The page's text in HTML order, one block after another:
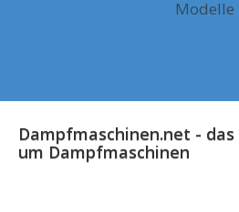
Modelle
Dampfmaschinen.net -
um Dampfmaschinen